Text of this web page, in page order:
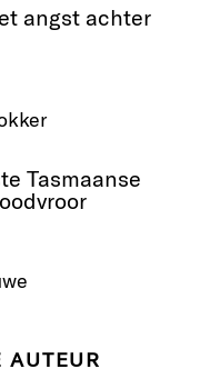
angst achter
Tasmaanse
AUTEUR